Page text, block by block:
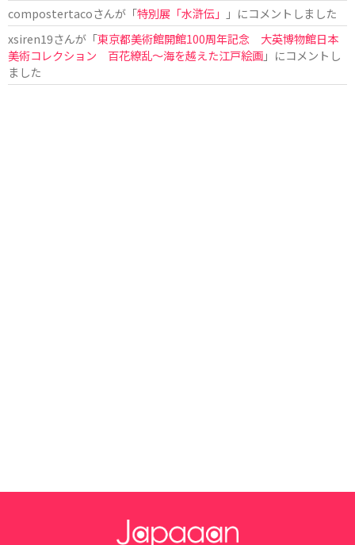
compostertacoさんが「特別展「水滸伝」
」にコメントしました
xsiren19さんが「東京都美術館開館100周年記念 大英博物館日本
美術コレクション 百花繚乱～海を越えた江戸絵画」にコメントし
ました